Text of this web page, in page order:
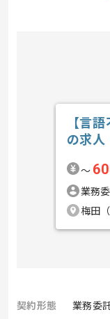
【言
の求人
〜
業務
梅田
契約形態
業務委